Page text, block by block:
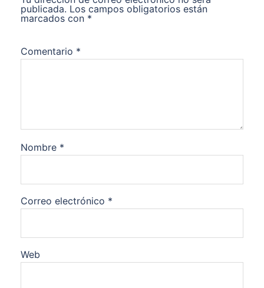
publicada. Los campos obligatorios están
marcados con *
Comentario *
Nombre *
Correo electrónico *
Web